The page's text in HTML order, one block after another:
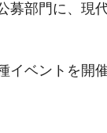
募部門に、現
ベントを開催